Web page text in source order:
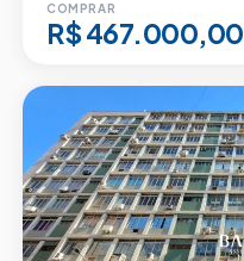
COMPRAR
R$ 467.000,00